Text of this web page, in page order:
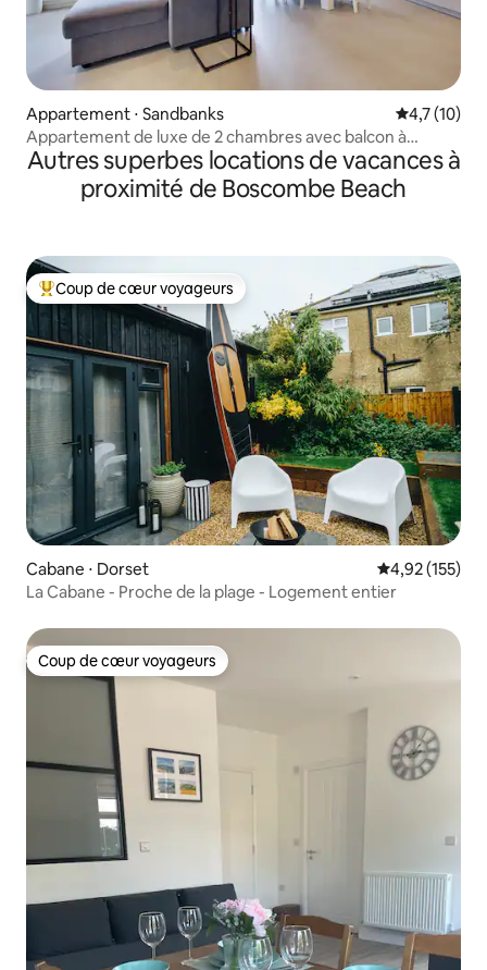
Appartement ⋅ Sandbanks Évaluation
4,7 (10)
Appartement de luxe de 2 chambres avec balcon à
Sandbanks
Autres superbes locations de vacances à
proximité de Boscombe Beach
Coups de cœur voyageurs les plus appréciés
Coup de cœur voyageurs
Cabane ⋅ Dorset Évaluation
4,92 (155)
La Cabane - Proche de la plage - Logement entier
Coup de cœur voyageurs
Coup de cœur voyageurs